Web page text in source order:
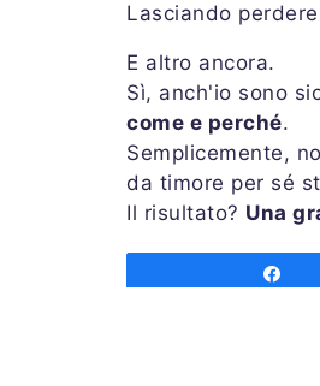
Lasciando
E altro ancora.
Sì, anch'io sono
come e perché.
Semplicemente,
da timore per sé
Il risultato? Una